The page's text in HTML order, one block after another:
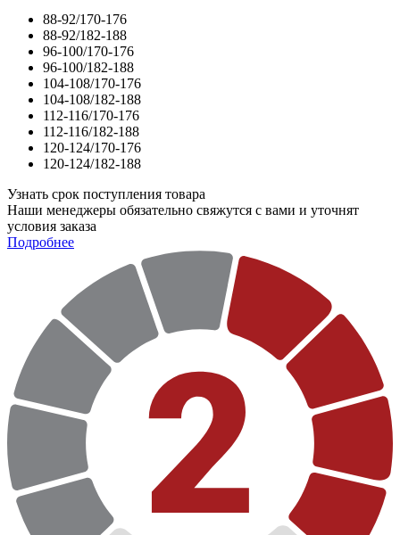
88-92/170-176
88-92/182-188
96-100/170-176
96-100/182-188
104-108/170-176
104-108/182-188
112-116/170-176
112-116/182-188
120-124/170-176
120-124/182-188
Узнать срок поступления товара
Наши менеджеры обязательно свяжутся с вами и уточнят
условия заказа
Подробнее